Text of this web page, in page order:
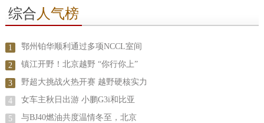
综合 人气榜
1 鄂州铂华顺利通过多项NCCL室间
2 镇江开野！北京越野 “你行你上”
3 野超大挑战火热开赛 越野硬核实力
4 女车主秋日出游 小鹏G3i和比亚
5 与BJ40燃油共度温情冬至，北京